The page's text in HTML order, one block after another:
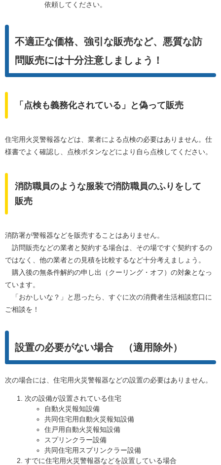
依頼してください。
不適正な価格、強引な販売など、悪質な訪
問販売には十分注意しましょう！
「点検も義務化されている」と偽って販売
住宅用火災警報器などは、業者による点検の必要はありません。仕
様書でよく確認し、点検ボタンなどにより自ら点検してください。
消防職員のような服装で消防職員のふりをして
販売
消防署が警報器などを販売することはありません。
訪問販売などの業者と契約する場合は、その場ですぐ契約するの
ではなく、他の業者との見積を比較するなど十分考えましょう。
購入後の無条件解約の申し出（クーリング・オフ）の対象となっ
ています。
「おかしいな？」と思ったら、すぐに次の消費者生活相談窓口に
ご相談を！
設置の必要がない場合 （適用除外）
次の場合には、住宅用火災警報器などの設置の必要はありません。
次の設備が設置されている住宅
自動火災報知設備
共同住宅用自動火災報知設備
住戸用自動火災報知設備
スプリンクラー設備
共同住宅用スプリンクラー設備
すでに住宅用火災警報器などを設置している場合